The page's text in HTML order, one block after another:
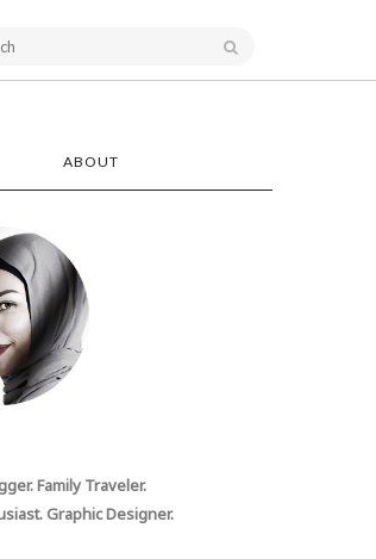
ABOUT
Family Traveler.
Graphic Designer.